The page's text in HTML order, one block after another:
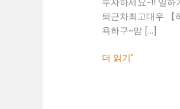
퇴근차최고대우 【
욕하구~맘 […]
알
바
남
더 읽기"